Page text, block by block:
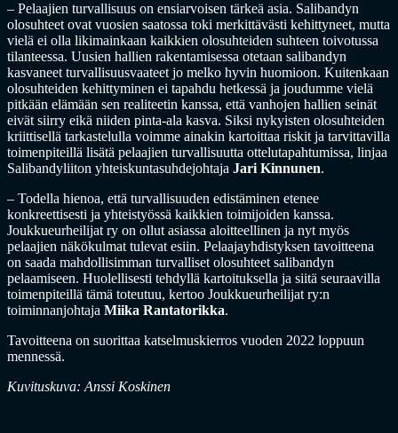
– Pelaajien turvallisuus on ensiarvoisen tärkeä asia. Salibandyn
olosuhteet ovat vuosien saatossa toki merkittävästi kehittyneet, mutta
vielä ei olla likimainkaan kaikkien olosuhteiden suhteen toivotussa
tilanteessa. Uusien hallien rakentamisessa otetaan salibandyn
kasvaneet turvallisuusvaateet jo melko hyvin huomioon. Kuitenkaan
olosuhteiden kehittyminen ei tapahdu hetkessä ja joudumme vielä
pitkään elämään sen realiteetin kanssa, että vanhojen hallien seinät
eivät siirry eikä niiden pinta-ala kasva. Siksi nykyisten olosuhteiden
kriittisellä tarkastelulla voimme ainakin kartoittaa riskit ja tarvittavilla
toimenpiteillä lisätä pelaajien turvallisuutta ottelutapahtumissa, linjaa
Salibandyliiton yhteiskuntasuhdejohtaja Jari Kinnunen.
– Todella hienoa, että turvallisuuden edistäminen etenee
konkreettisesti ja yhteistyössä kaikkien toimijoiden kanssa.
Joukkueurheilijat ry on ollut asiassa aloitteellinen ja nyt myös
pelaajien näkökulmat tulevat esiin. Pelaajayhdistyksen tavoitteena
on saada mahdollisimman turvalliset olosuhteet salibandyn
pelaamiseen. Huolellisesti tehdyllä kartoituksella ja siitä seuraavilla
toimenpiteillä tämä toteutuu, kertoo Joukkueurheilijat ry:n
toiminnanjohtaja Miika Rantatorikka.
Tavoitteena on suorittaa katselmuskierros vuoden 2022 loppuun
mennessä.
Kuvituskuva: Anssi Koskinen